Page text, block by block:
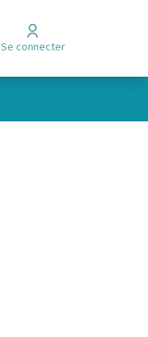
Se connecter